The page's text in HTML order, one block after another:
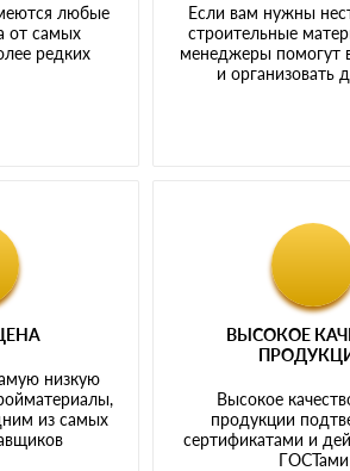
любые
от самых
редких
Если вам нужны
строительные
менеджеры помогут
и организовать
низкую
из самых
ВЫСОКОЕ
Высокое
продукции
сертификатами и
ГОСТами